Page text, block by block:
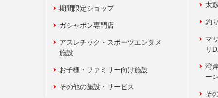
期間限定ショップ
ガシャポン専門店
アスレチック・スポーツエンタメ
施設
お子様・ファミリー向け施設
その他の施設・サービス
太
釣
マ
リ
湾
ー
そ